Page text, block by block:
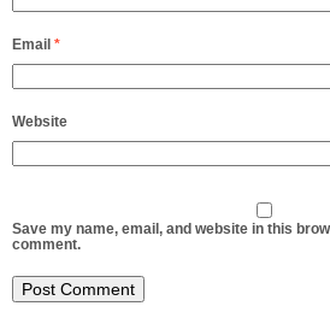
Email *
Website
Save my name, email, and website in this
comment.